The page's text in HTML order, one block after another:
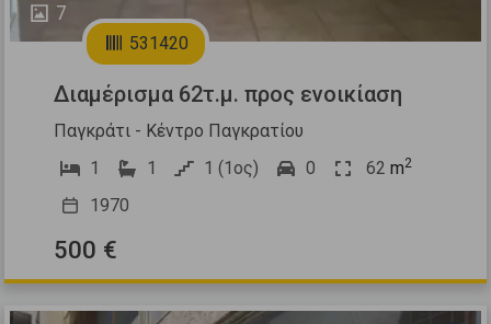
7
531420
Διαμέρισμα 62τ.μ. προς ενοικίαση
Παγκράτι - Κέντρο Παγκρατίου
1
1 1 (1ος) 0 62 m2
1970
500 €